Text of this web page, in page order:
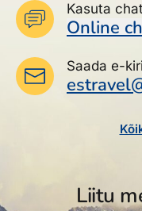
Kasuta
Online
Saada e-kiri
Liitu